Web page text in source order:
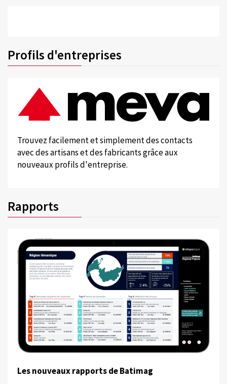
Profils d'entreprises
Trouvez facilement et simplement des contacts
avec des artisans et des fabricants grâce aux
nouveaux profils d'entreprise.
Rapports
Les nouveaux rapports de Batimag